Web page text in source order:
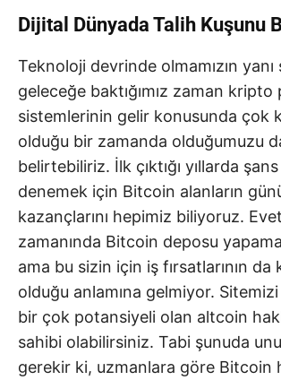
Dijital Dünyada Talih Kuşunu
Teknoloji devrinde olmamızın yanı
geleceğe baktığımız zaman kripto
sistemlerinin gelir konusunda çok
olduğu bir zamanda olduğumuzu
belirtebiliriz. İlk çıktığı yıllarda
denemek için Bitcoin alanların
kazançlarını hepimiz biliyoruz.
zamanında Bitcoin deposu
ama bu sizin için iş fırsatlarının da
olduğu anlamına gelmiyor.
bir çok potansiyeli olan altcoin
sahibi olabilirsiniz. Tabi şunuda
gerekir ki, uzmanlara göre Bitcoin